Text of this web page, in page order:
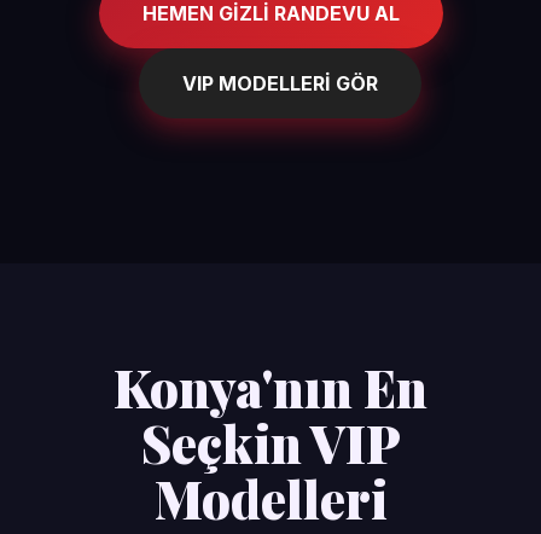
HEMEN GİZLİ RANDEVU AL
VIP MODELLERİ GÖR
Konya'nın En
Seçkin VIP
Modelleri